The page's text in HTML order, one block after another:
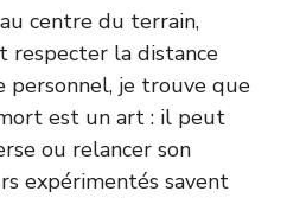
centre du terrain,
respecter la distance
je trouve que
est un art : il peut
ou relancer son
expérimentés savent